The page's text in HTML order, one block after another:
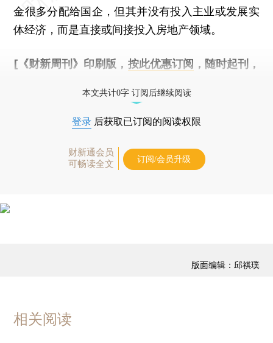
金很多分配给国企，但其并没有投入主业或发展实
体经济，而是直接或间接投入房地产领域。
[《财新周刊》印刷版， 按此优惠订阅 ，随时起刊，
本文共计0字 订阅后继续阅读
登录 后获取已订阅的阅读权限
财新通会员
可畅读全文
订阅/会员升级
版面编辑：邱祺璞
相关阅读